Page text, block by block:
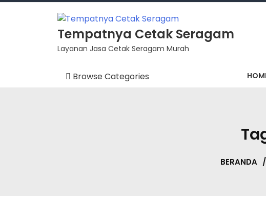
Skip
Tempatnya Cetak Seragam
Layanan Jasa Cetak Seragam Murah
Browse Categories
BERANDA /